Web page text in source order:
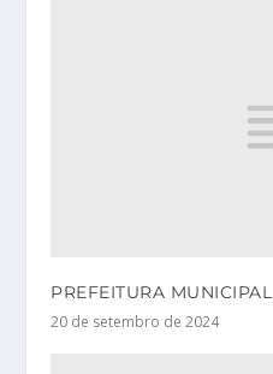
PREFEITURA
20 de setembro de 2024